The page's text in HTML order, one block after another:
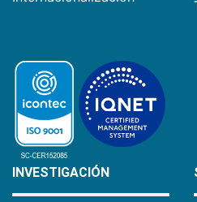
INVESTIGACIÓN